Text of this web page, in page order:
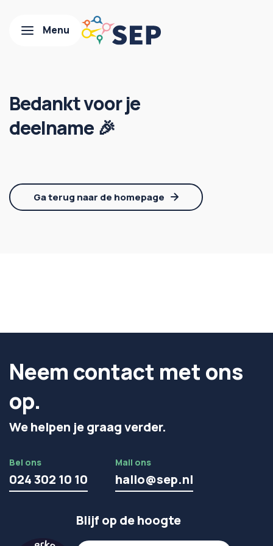
Bedankt voor je
deelname 🎉
Ga terug naar de homepage
Neem contact met ons
op.
We helpen je graag verder.
Bel ons
024 302 10 10
Mail ons
hallo@sep.nl
Blijf op de hoogte